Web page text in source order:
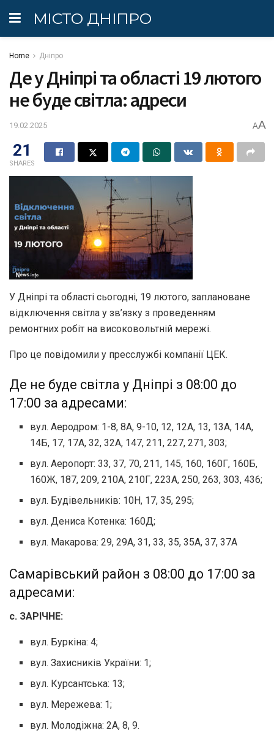
МІСТО ДНІПРО
Home Дніпро
Де у Дніпрі та області 19 лютого
не буде світла: адреси
19.02.2025 AA
21
SHARES
У Дніпрі та області сьогодні, 19 лютого, заплановане
відключення світла у зв’язку з проведенням
ремонтних робіт на високовольтній мережі.
Про це повідомили у пресслужбі компанії ЦЕК.
Де не буде світла у Дніпрі з 08:00 до
17:00 за адресами:
вул. Аеродром: 1-8, 8А, 9-10, 12, 12А, 13, 13А, 14А,
14Б, 17, 17А, 32, 32А, 147, 211, 227, 271, 303;
вул. Аеропорт: 33, 37, 70, 211, 145, 160, 160Г, 160Б,
160Ж, 187, 209, 210А, 210Г, 223А, 250, 263, 303, 436;
вул. Будівельників: 10Н, 17, 35, 295;
вул. Дениса Котенка: 160Д;
вул. Макарова: 29, 29А, 31, 33, 35, 35А, 37, 37А
Самарівський район з 08:00 до 17:00 за
адресами:
с. ЗАРІЧНЕ:
вул. Буркіна: 4;
вул. Захисників України: 1;
вул. Курсантська: 13;
вул. Мережева: 1;
вул. Молодіжна: 2А, 8, 9.